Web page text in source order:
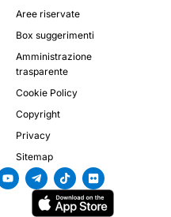
Aree riservate
Box suggerimenti
Amministrazione
trasparente
Cookie Policy
Copyright
Privacy
Sitemap